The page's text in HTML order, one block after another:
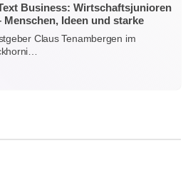
Business: Wirtschaftsjunioren
Ideen und starke
Claus Tenambergen im